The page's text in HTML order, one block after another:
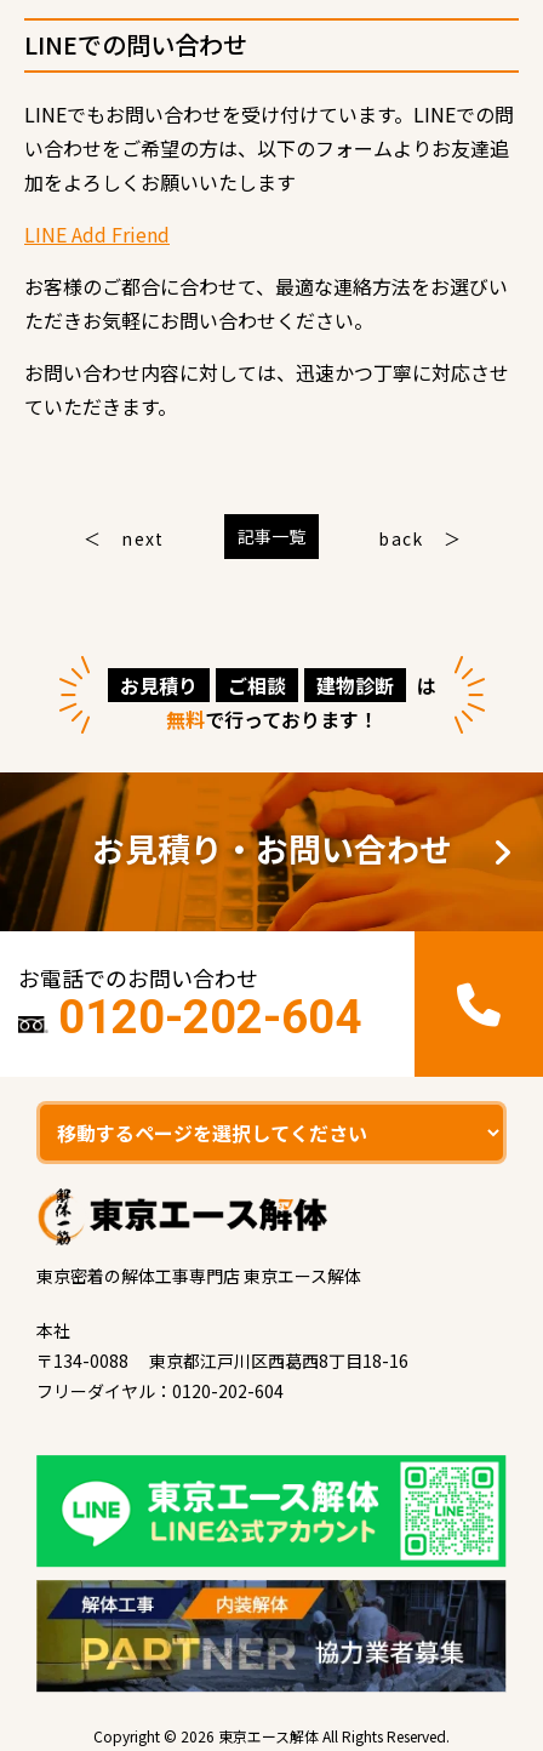
LINEでの問い合わせ
LINEでもお問い合わせを受け付けています。 LINEでの問
い合わせをご希望の方は、以下のフォームよりお友達追
加をよろしくお願いいたします
LINE Add Friend
お客様のご都合に合わせて、最適な連絡方法をお選びい
ただきお気軽にお問い合わせください。
お問い合わせ内容に対しては、迅速かつ丁寧に対応させ
ていただきます。
next 記事一覧 back
お見積り ご相談 建物診断
は
無料で行っております！
お見積り・お問い合わせ
お電話でのお問い合わせ
0120-202-604
東京密着の解体工事専門店 東京エース解体
本社
〒134-0088 東京都江戸川区西葛西8丁目18-16
フリーダイヤル：0120-202-604
Copyright © 2026 東京エース解体 All Rights Reserved.